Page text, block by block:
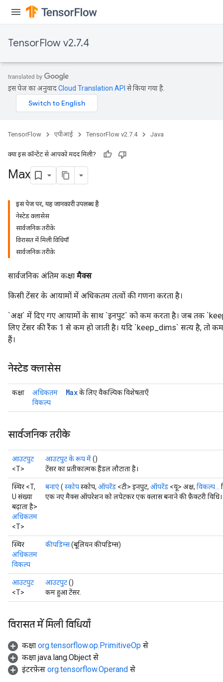
TensorFlow v2.7.4
इस पेज का अनुवादCloud Translation API से किया गया है.
TensorFlow एपीआई TensorFlow v2.7.4 Java
क्या इस कॉन्टेंट से आपको मदद मिली?
Max
इस पेज पर, यह जानकारी उपलब्ध है
नेस्टेड क्लासेस
सार्वजनिक तरीके
विरासत में मिली विधियाँ
सार्वजनिक तरीके
सार्वजनिक अंतिम कक्षा मैक्स
किसी टेंसर के आयामों में अधिकतम तत्वों की गणना करता है।
`अक्ष` में दिए गए आयामों के साथ `इनपुट` को कम करता है। जब तक
लिए टेंसर की रैंक 1 से कम हो जाती है। यदि `keep_dims` सत्य है, तो
हैं।
नेस्टेड क्लासेस
कक्षा
अधिकतम
विकल्प
Maxके लिए वैकल्पिक विशेषताएँ
सार्वजनिक तरीके
आउटपुट
<T>
आउटपुट के रूप में()
टेंसर का प्रतीकात्मक हैंडल लौटाता है।
स्थिर <T,
U संख्या
बढ़ाता है>
अधिकतम
<T>
बनाएं( स्कोपस्कोप, ऑपरेंड <टी> इनपुट, ऑपरेंड <यू> अक्ष, विकल्प...
एक नए मैक्स ऑपरेशन को लपेटकर एक क्लास बनाने की फ़ैक्टरी विधि।
स्थिर
अधिकतम
विकल्प
कीपडिम्स(बूलियन कीपडिम्स)
आउटपुट
<T>
आउटपुट()
कम हुआ टेंसर.
विरासत में मिली विधियाँ
कक्षा org.tensorflow.op.PrimitiveOp से
कक्षा java.lang.Object से
इंटरफ़ेस org.tensorflow.Operand से